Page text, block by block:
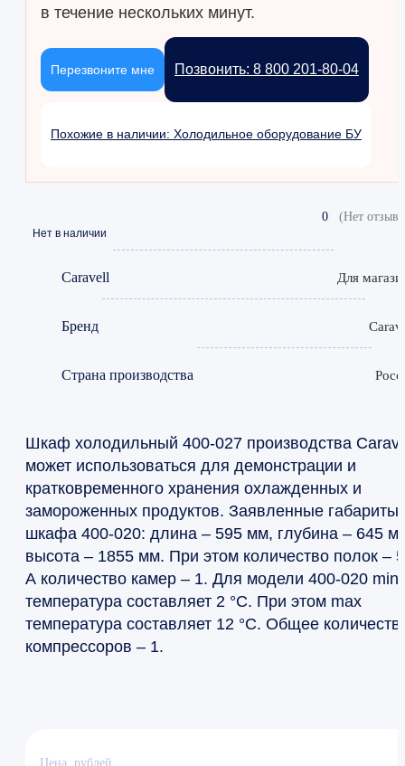
в течение нескольких минут.
Позвонить: 8 800 201-80-04
Перезвоните мне
Похожие в наличии: Холодильное оборудование БУ
0 (Нет
Нет в наличии
Caravell Для
Бренд
Страна производства
Шкаф холодильный 400-027 производства
может использоваться для демонстрации и
кратковременного хранения охлажденных и
замороженных продуктов. Заявленные габариты
шкафа 400-020: длина – 595 мм, глубина – 645
высота – 1855 мм. При этом количество полок –
А количество камер – 1. Для модели 400-020 min
температура составляет 2 °С. При этом max
температура составляет 12 °С. Общее
компрессоров – 1.
Цена, рублей